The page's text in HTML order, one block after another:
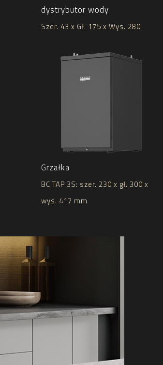
dystrybutor wody
Szer. 43 x Gł. 175 x Wys. 280
Grzałka
BC TAP 3S: szer. 230 x gł. 300 x
wys. 417 mm